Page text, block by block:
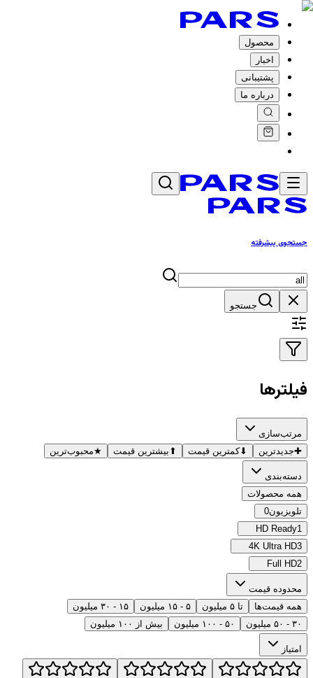
محصول
اخبار
پشتیبانی
درباره ما
جستجوی پیشرفته
جستجو
فیلترها
مرتب‌سازی
✚جدیدترین ⬇کمترین قیمت ⬆ بیشترین قیمت ★محبوب‌ترین
دسته‌بندی
همه محصولات
تلویزیون0
HD Ready1
4K Ultra HD3
Full HD2
محدوده قیمت
همه قیمت‌ها
تا ۵ میلیون ۵ - ۱۵ میلیون
۱۵ - ۳۰ میلیون
۳۰ - ۵۰ میلیون
۵۰ - ۱۰۰ میلیون بیش از ۱۰۰ میلیون
امتیاز